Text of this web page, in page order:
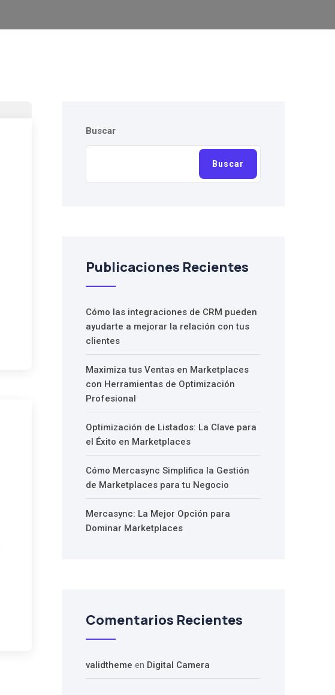
Buscar
Buscar
Publicaciones Recientes
Cómo las integraciones de CRM pueden
ayudarte a mejorar la relación con tus
clientes
Maximiza tus Ventas en Marketplaces
con Herramientas de Optimización
Profesional
Optimización de Listados: La Clave para
el Éxito en Marketplaces
Cómo Mercasync Simplifica la Gestión
de Marketplaces para tu Negocio
Mercasync: La Mejor Opción para
Dominar Marketplaces
Comentarios Recientes
validtheme en Digital Camera